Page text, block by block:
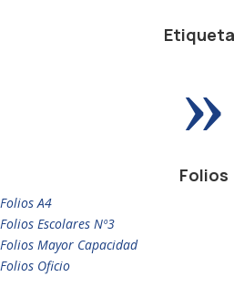
»
Folios
Folios A4
Folios Escolares Nº3
Folios Mayor Capacidad
Folios Oficio